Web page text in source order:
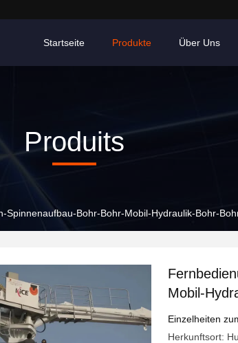
Startseite Produkte Über Uns
Produits
Spinnenaufbau-Bohr-Bohr-Mobil-Hydraulik-Bohr-
Mobil-
Einzelheiten
Herkunftsort: